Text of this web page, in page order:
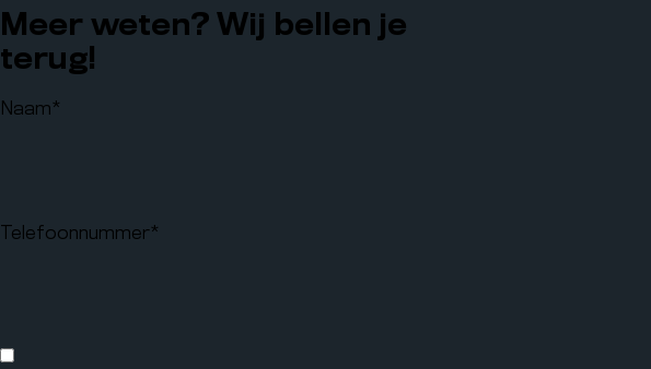
Meer weten? Wij bellen je
terug!
Naam*
Telefoonnummer*